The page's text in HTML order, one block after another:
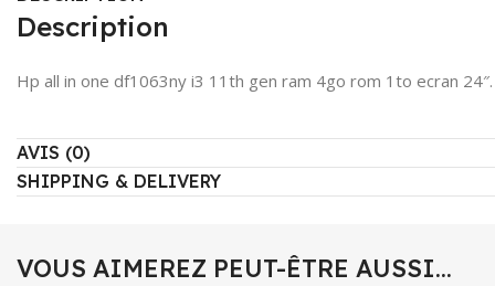
Description
Hp all in one df1063ny i3 11th gen ram 4go rom 1to ecran 24″.
AVIS (0)
SHIPPING & DELIVERY
VOUS AIMEREZ PEUT-ÊTRE AUSSI…